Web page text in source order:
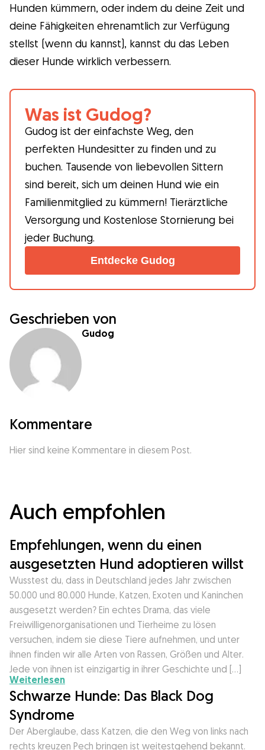
Hunden kümmern, oder indem du deine Zeit und
deine Fähigkeiten ehrenamtlich zur Verfügung
stellst (wenn du kannst), kannst du das Leben
dieser Hunde wirklich verbessern.
Was ist Gudog?
Gudog ist der einfachste Weg, den
perfekten Hundesitter zu finden und zu
buchen. Tausende von liebevollen Sittern
sind bereit, sich um deinen Hund wie ein
Familienmitglied zu kümmern! Tierärztliche
Versorgung und Kostenlose Stornierung bei
jeder Buchung.
Entdecke Gudog
Geschrieben von
Gudog
Kommentare
Hier sind keine Kommentare in diesem Post.
Auch empfohlen
Empfehlungen, wenn du einen
ausgesetzten Hund adoptieren willst
Wusstest du, dass in Deutschland jedes Jahr zwischen
50.000 und 80.000 Hunde, Katzen, Exoten und Kaninchen
ausgesetzt werden? Ein echtes Drama, das viele
Freiwilligenorganisationen und Tierheime zu lösen
versuchen, indem sie diese Tiere aufnehmen, und unter
ihnen finden wir alle Arten von Rassen, Größen und Alter.
Jede von ihnen ist einzigartig in ihrer Geschichte und […]
Weiterlesen
Schwarze Hunde: Das Black Dog
Syndrome
Der Aberglaube, dass Katzen, die den Weg von links nach
rechts kreuzen Pech bringen ist weitestgehend bekannt.